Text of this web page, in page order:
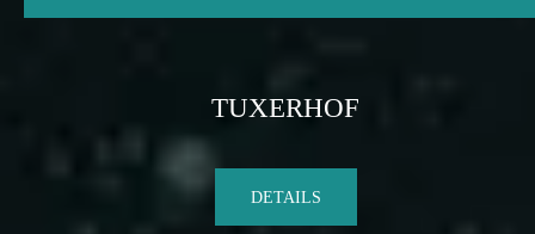
TUXERHOF
DETAILS